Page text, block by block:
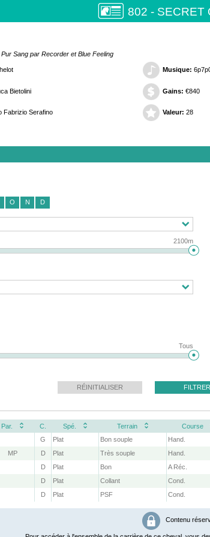
802 - SECRET
Sang par Recorder et Blue Feeling
Bietolini
Fabrizio Serafino
Musique:
Gains: €840
Valeur: 28
O N D
2100m
Tous
RÉINITIALISER FILTRER
Par. C. Spé. Terrain Course
G Plat Bon souple Hand.
MP D Plat Très souple Hand.
D Plat Bon A Réc.
D Plat Collant Cond.
D Plat PSF Cond.
Contenu